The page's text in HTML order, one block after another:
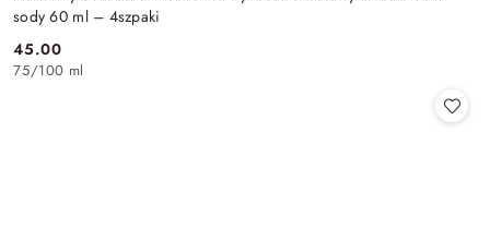
sody 60 ml – 4szpaki
Cena:
45.00
75/100 ml